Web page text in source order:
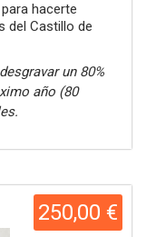
hacerte
del Castillo de
un 80%
año (80
250,00 €